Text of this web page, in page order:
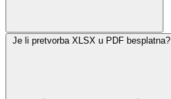
Je li pretvorba XLSX u PDF besplatna?